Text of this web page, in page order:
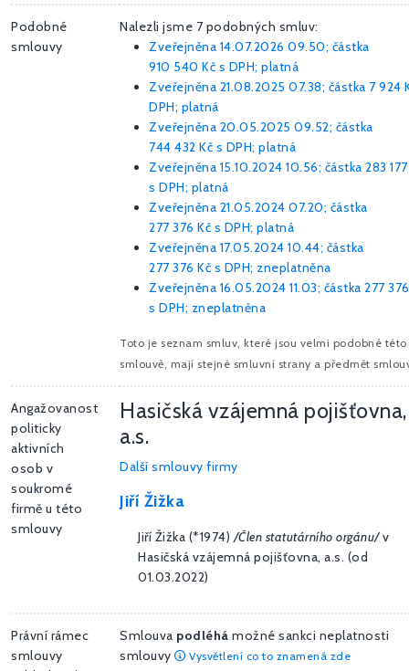
Podobné
smlouvy
Nalezli jsme 7 podobných smluv:
Zveřejněna 14.07.2026 09.50; částka
910 540 Kč s DPH; platná
Zveřejněna 21.08.2025 07.38; částka 7 924
DPH; platná
Zveřejněna 20.05.2025 09.52; částka
744 432 Kč s DPH; platná
Zveřejněna 15.10.2024 10.56; částka 283
s DPH; platná
Zveřejněna 21.05.2024 07.20; částka
277 376 Kč s DPH; platná
Zveřejněna 17.05.2024 10.44; částka
277 376 Kč s DPH; zneplatněna
Zveřejněna 16.05.2024 11.03; částka 277
s DPH; zneplatněna
Toto je seznam smluv, které jsou velmi podobné této
smlouvě, mají stejné smluvní strany a předmět
Angažovanost
politicky
aktivních
osob v
soukromé
firmě u této
smlouvy
Hasičská vzájemná pojišťovna,
a.s.
Další smlouvy firmy
Jiří Žižka
Jiří Žižka (*1974) /Člen statutárního orgánu/v
Hasičská vzájemná pojišťovna, a.s. (od
01.03.2022)
Právní rámec
smlouvy
Smlouva podléhá možné sankci neplatnosti
smlouvy
Vysvětlení co to znamená zde